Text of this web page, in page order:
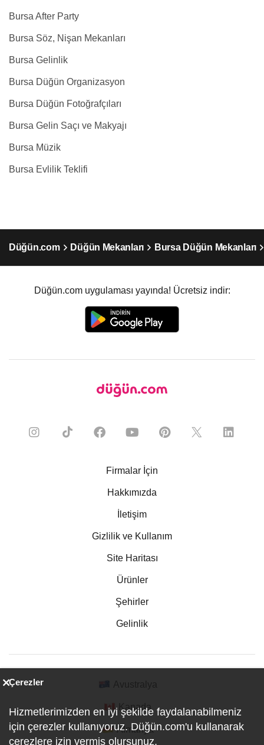
Bursa After Party
Bursa Söz, Nişan Mekanları
Bursa Gelinlik
Bursa Düğün Organizasyon
Bursa Düğün Fotoğrafçıları
Bursa Gelin Saçı ve Makyajı
Bursa Müzik
Bursa Evlilik Teklifi
Düğün.com Düğün Mekanları Bursa Düğün Mekanları
Düğün.com uygulaması yayında! Ücretsiz indir:
Firmalar İçin
Hakkımızda
İletişim
Gizlilik ve Kullanım
Site Haritası
Ürünler
Şehirler
Gelinlik
Kanada
Almanya
Çerezler
Hizmetlerimizden en iyi şekilde faydalanabilmeniz
için çerezler kullanıyoruz. Düğün.com'u kullanarak
çerezlere izin vermiş olursunuz.